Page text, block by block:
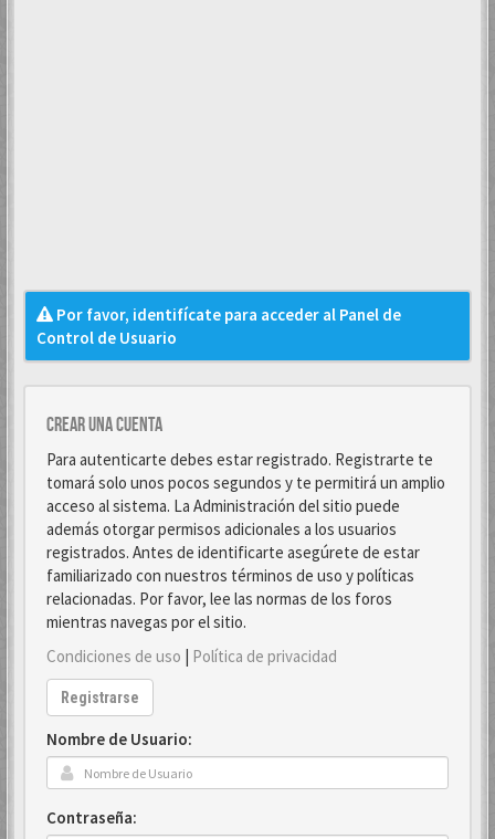
Por favor, identifícate para acceder al Panel de
Control de Usuario
Crear una cuenta
Para autenticarte debes estar registrado. Registrarte te
tomará solo unos pocos segundos y te permitirá un amplio
acceso al sistema. La Administración del sitio puede
además otorgar permisos adicionales a los usuarios
registrados. Antes de identificarte asegúrete de estar
familiarizado con nuestros términos de uso y políticas
relacionadas. Por favor, lee las normas de los foros
mientras navegas por el sitio.
Condiciones de uso | Política de privacidad
Registrarse
Nombre de Usuario:
Contraseña: